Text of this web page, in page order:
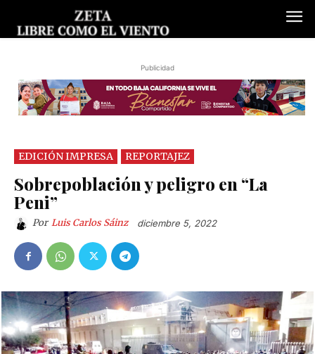
Publicidad
EDICIÓN IMPRESA REPORTAJEZ
Sobrepoblación y peligro en “La
Peni”
Por Luis Carlos Sáinz diciembre 5, 2022